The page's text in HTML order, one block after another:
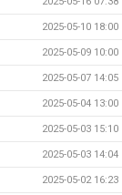
2025-05-10 18:00
2025-05-09 10:00
2025-05-07 14:05
2025-05-04 13:00
2025-05-03 15:10
2025-05-03 14:04
2025-05-02 16:23